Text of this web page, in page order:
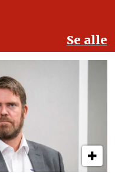
Se alle